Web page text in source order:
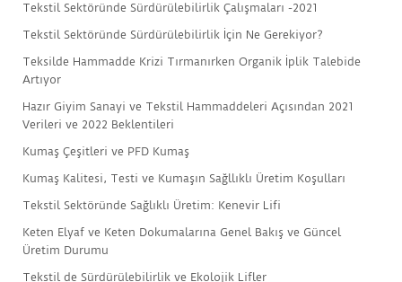
Tekstil Sektöründe Sürdürülebilirlik Çalışmaları -2021
Tekstil Sektöründe Sürdürülebilirlik İçin Ne Gerekiyor?
Teksilde Hammadde Krizi Tırmanırken Organik İplik Talebide
Artıyor
Hazır Giyim Sanayi ve Tekstil Hammaddeleri Açısından 2021
Verileri ve 2022 Beklentileri
Kumaş Çeşitleri ve PFD Kumaş
Kumaş Kalitesi, Testi ve Kumaşın Sağllıklı Üretim Koşulları
Tekstil Sektöründe Sağlıklı Üretim: Kenevir Lifi
Keten Elyaf ve Keten Dokumalarına Genel Bakış ve Güncel
Üretim Durumu
Tekstil de Sürdürülebilirlik ve Ekolojik Lifler